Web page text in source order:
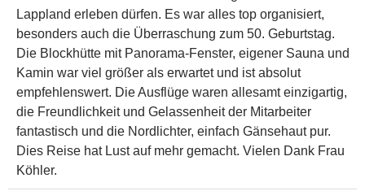
Lappland erleben dürfen. Es war alles top organisiert,
besonders auch die Überraschung zum 50. Geburtstag.
Die Blockhütte mit Panorama-Fenster, eigener Sauna und
Kamin war viel größer als erwartet und ist absolut
empfehlenswert. Die Ausflüge waren allesamt einzigartig,
die Freundlichkeit und Gelassenheit der Mitarbeiter
fantastisch und die Nordlichter, einfach Gänsehaut pur.
Dies Reise hat Lust auf mehr gemacht. Vielen Dank Frau
Köhler.